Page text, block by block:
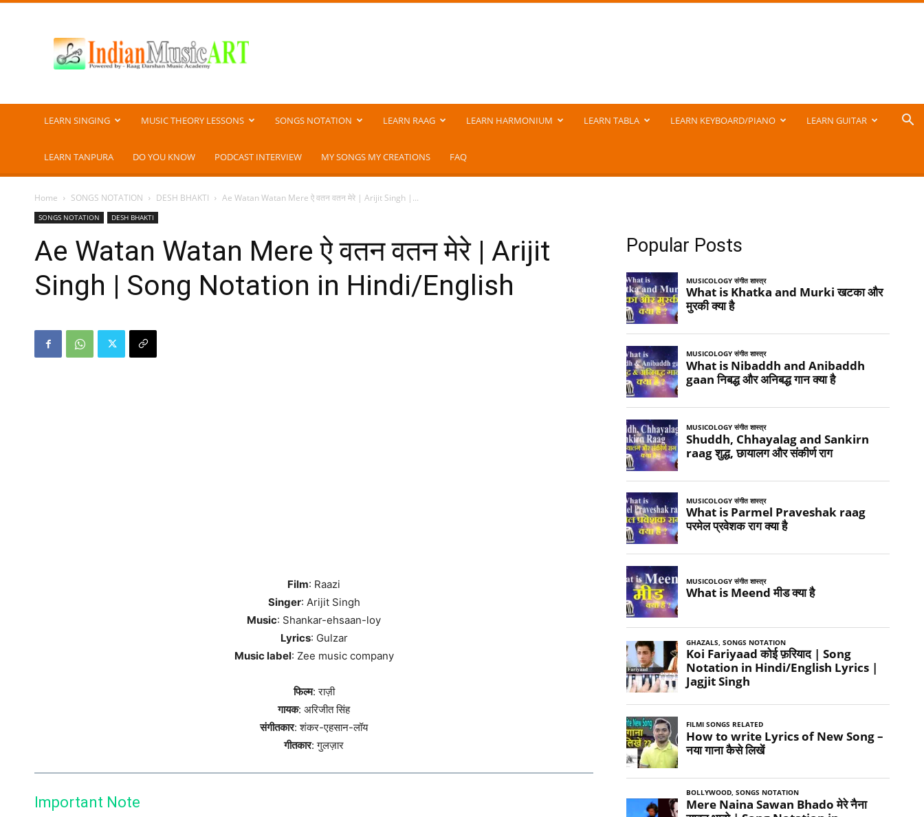
Music
ART
LEARN SINGING MUSIC THEORY LESSONS SONGS NOTATION LEARN RAAG LEARN HARMONIUM LEARN TABLA LEARN KEYBOARD/PIANO LEARN GUITAR
LEARN TANPURA DO YOU KNOW PODCAST INTERVIEW MY SONGS MY CREATIONS FAQ
Home SONGS NOTATION DESH BHAKTI Ae Watan Watan Mere ऐ वतन वतन मेरे | Arijit Singh |...
SONGS NOTATION DESH BHAKTI
Ae Watan Watan Mere ऐ वतन वतन मेरे | Arijit
Singh | Song Notation in Hindi/English
Film: Raazi
Singer: Arijit Singh
Music: Shankar-ehsaan-loy
Lyrics: Gulzar
Music label: Zee music company
फिल्म: राज़ी
गायक: अरिजीत सिंह
संगीतकार: शंकर-एहसान-लॉय
गीतकार: गुलज़ार
Important Note
Popular Posts